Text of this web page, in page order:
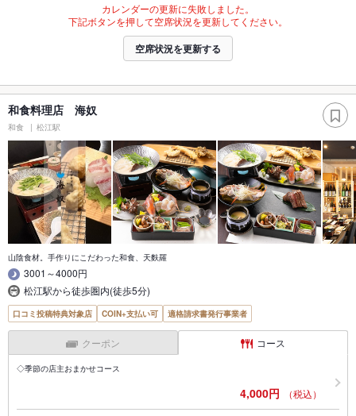
カレンダーの更新に失敗しました。
下記ボタンを押して空席状況を更新してください。
空席状況を更新する
和食料理店 海奴
和食 松江駅
山陰食材。手作りにこだわった和食、天麩羅
3001～4000円
松江駅から徒歩圏内(徒歩5分)
口コミ投稿特典対象店 COIN+支払い可 適格請求書発行事業者
クーポン コース
◇季節の店主おまかせコース
4,000円 （税込）